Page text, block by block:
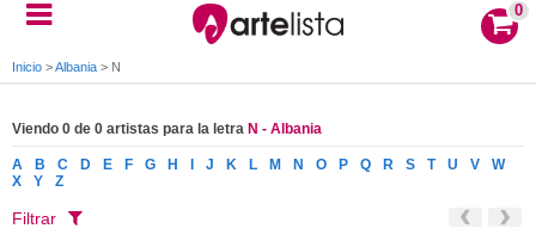
0
Inicio >Albania > N
Viendo 0 de 0 artistas para la letra N - Albania
A B C D E F G H J K L M N O P Q R S T U V
W
X
Y Z
Filtrar